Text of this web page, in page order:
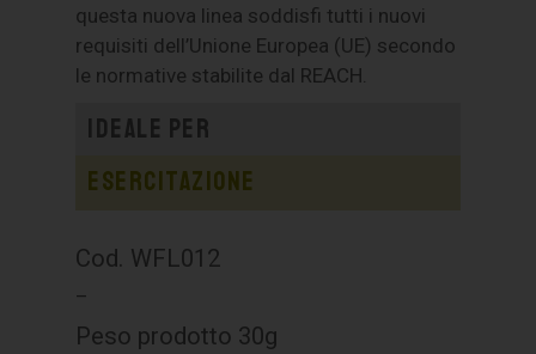
questa nuova linea soddisfi tutti i nuovi
requisiti dell’Unione Europea (UE) secondo
le normative stabilite dal REACH.
Ideale per
Esercitazione
Cod. WFL012
–
Peso prodotto 30g